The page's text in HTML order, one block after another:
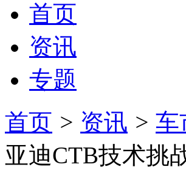
首页
资讯
专题
首页 > 资讯 > 车
亚迪CTB技术挑